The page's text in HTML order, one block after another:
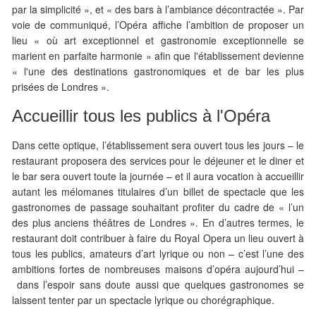
par la simplicité », et « des bars à l’ambiance décontractée ». Par
voie de communiqué, l’Opéra affiche l’ambition de proposer un
lieu « où art exceptionnel et gastronomie exceptionnelle se
marient en parfaite harmonie » afin que l'établissement devienne
« l'une des destinations gastronomiques et de bar les plus
prisées de Londres ».
Accueillir tous les publics à l'Opéra
Dans cette optique, l’établissement sera ouvert tous les jours – le
restaurant proposera des services pour le déjeuner et le diner et
le bar sera ouvert toute la journée – et il aura vocation à accueillir
autant les mélomanes titulaires d’un billet de spectacle que les
gastronomes de passage souhaitant profiter du cadre de « l’un
des plus anciens théâtres de Londres ». En d’autres termes, le
restaurant doit contribuer à faire du Royal Opera un lieu ouvert à
tous les publics, amateurs d’art lyrique ou non – c’est l’une des
ambitions fortes de nombreuses maisons d’opéra aujourd’hui –
dans l’espoir sans doute aussi que quelques gastronomes se
laissent tenter par un spectacle lyrique ou chorégraphique.